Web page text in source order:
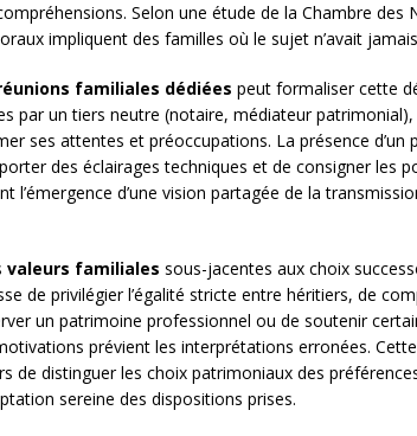
Selon une étude de la Chambre des
impliquent des familles où le sujet n’avait
familiales dédiées peut formaliser cette
par un tiers neutre (notaire, médiateur
ses attentes et préoccupations. La présence
des éclairages techniques et de consigner les
l’émergence d’une vision partagée de la
valeurs familiales sous-jacentes aux choix
de privilégier l’égalité stricte entre héritiers, de
un patrimoine professionnel ou de soutenir
prévient les interprétations erronées.
de distinguer les choix patrimoniaux des
sereine des dispositions prises.